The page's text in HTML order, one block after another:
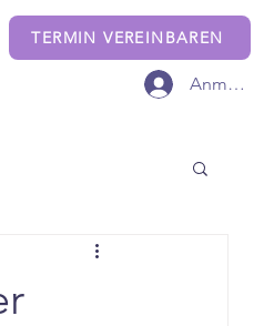
TERMIN VEREINBAREN
Anmelden